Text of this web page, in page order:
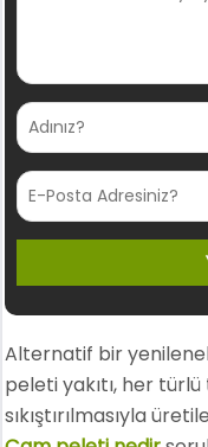
Alternatif bir
peleti yakıtı, her türlü
sıkıştırılmasıyla